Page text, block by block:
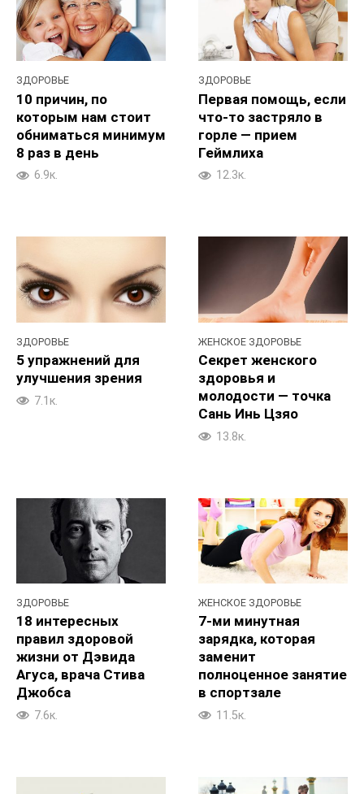
ЗДОРОВЬЕ
10 причин, по
которым нам стоит
обниматься минимум
8 раз в день
6.9к.
ЗДОРОВЬЕ
Первая помощь, если
что-то застряло в
горле — прием
Геймлиха
12.3к.
ЗДОРОВЬЕ
5 упражнений для
улучшения зрения
7.1к.
ЖЕНСКОЕ ЗДОРОВЬЕ
Секрет женского
здоровья и
молодости — точка
Сань Инь Цзяо
13.8к.
ЗДОРОВЬЕ
18 интересных
правил здоровой
жизни от Дэвида
Агуса, врача Стива
Джобса
7.6к.
ЖЕНСКОЕ ЗДОРОВЬЕ
7-ми минутная
зарядка, которая
заменит
полноценное занятие
в спортзале
11.5к.